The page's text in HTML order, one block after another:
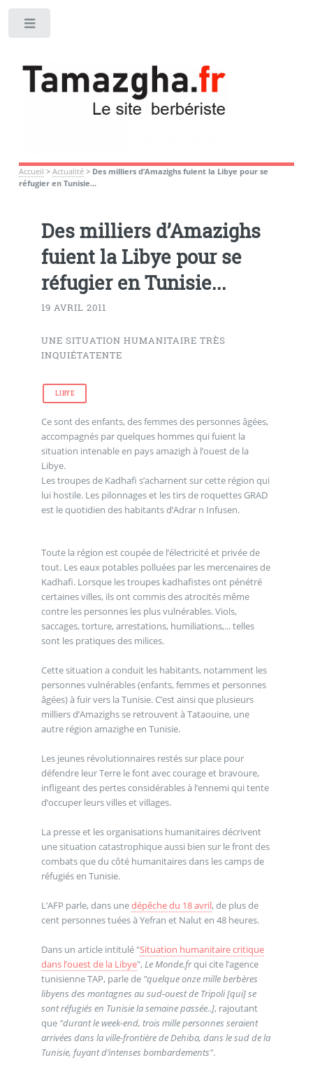
Accueil > Actualité> Des milliers d’Amazighs fuient la Libye pour se
réfugier en Tunisie...
Des milliers d’Amazighs
fuient la Libye pour se
réfugier en Tunisie...
19 AVRIL 2011
UNE SITUATION HUMANITAIRE TRÈS
INQUIÉTATENTE
LIBYE
Ce sont des enfants, des femmes des personnes âgées,
accompagnés par quelques hommes qui fuient la
situation intenable en pays amazigh à l’ouest de la
Libye.
Les troupes de Kadhafi s’acharnent sur cette région qui
lui hostile. Les pilonnages et les tirs de roquettes GRAD
est le quotidien des habitants d’Adrar n Infusen.
Toute la région est coupée de l’électricité et privée de
tout. Les eaux potables polluées par les mercenaires de
Kadhafi. Lorsque les troupes kadhafistes ont pénétré
certaines villes, ils ont commis des atrocités même
contre les personnes les plus vulnérables. Viols,
saccages, torture, arrestations, humiliations,... telles
sont les pratiques des milices.
Cette situation a conduit les habitants, notamment les
personnes vulnérables (enfants, femmes et personnes
âgées) à fuir vers la Tunisie. C’est ainsi que plusieurs
milliers d’Amazighs se retrouvent à Tataouine, une
autre région amazighe en Tunisie.
Les jeunes révolutionnaires restés sur place pour
défendre leur Terre le font avec courage et bravoure,
infligeant des pertes considérables à l’ennemi qui tente
d’occuper leurs villes et villages.
La presse et les organisations humanitaires décrivent
une situation catastrophique aussi bien sur le front des
combats que du côté humanitaires dans les camps de
réfugiés en Tunisie.
L’AFP parle, dans unedépêche du 18 avril, de plus de
cent personnes tuées à Yefran et Nalut en 48 heures.
Dans un article intitulé "Situation humanitaire critique
dans l’ouest de la Libye", Le Monde.frqui cite l’agence
tunisienne TAP, parle de "quelque onze mille berbères
libyens des montagnes au sud-ouest de Tripoli [qui] se
sont réfugiés en Tunisie la semaine passée..], rajoutant
que "durant le week-end, trois mille personnes seraient
arrivées dans la ville-frontière de Dehiba, dans le sud de la
Tunisie, fuyant d’intenses bombardements".